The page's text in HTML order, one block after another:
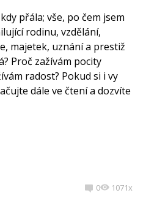
přála; vše, po čem jsem
rodinu, vzdělání,
majetek, uznání a prestiž
Proč zažívám pocity
radost? Pokud si i vy
dále ve čtení a dozvíte
0 1071x